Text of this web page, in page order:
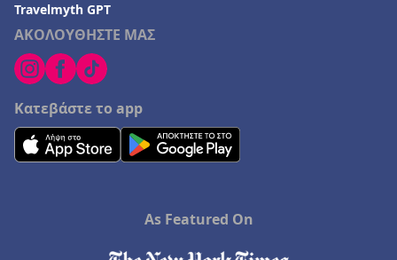
ΑΚΟΛΟΥΘΗΣΤΕ ΜΑΣ
Κατεβάστε το app
Travelmyth GPT
As Featured On